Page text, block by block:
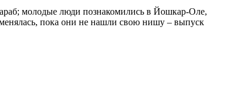
молодые люди познакомились в Йошкар-Оле,
пока они не нашли свою нишу – выпуск